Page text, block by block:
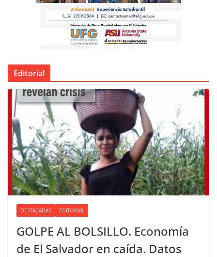
Editorial
DESTACADAS EDITORIAL
GOLPE AL BOLSILLO. Economía
de El Salvador en caída. Datos